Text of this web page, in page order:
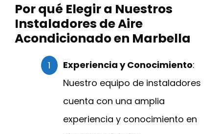
Por qué Elegir a Nuestros
Instaladores de Aire
Acondicionado en Marbella
Experiencia y Conocimiento:
Nuestro equipo de instaladores
cuenta con una amplia
experiencia y conocimiento en